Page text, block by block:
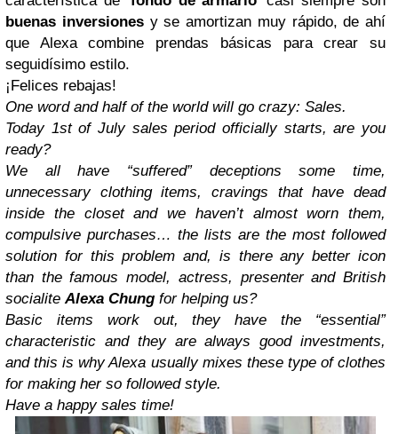
buenas inversionesy se amortizan muy rápido, de ahí
que Alexa combine prendas básicas para crear su
seguidísimo estilo.
¡Felices rebajas!
One word and half of the world will go crazy: Sales.
Today 1st of July sales period officially starts, are you
ready?
We all have “suffered” deceptions some time,
unnecessary clothing items, cravings that have dead
inside the closet and we haven’t almost worn them,
compulsive purchases… the lists are the most followed
solution for this problem and, is there any better icon
than the famous model, actress, presenter and British
socialiteAlexa Chung for helping us?
Basic items work out, they have the “essential”
characteristic and they are always good investments,
and this is why Alexa usually mixes these type of clothes
for making her so followed style.
Have a happy sales time!